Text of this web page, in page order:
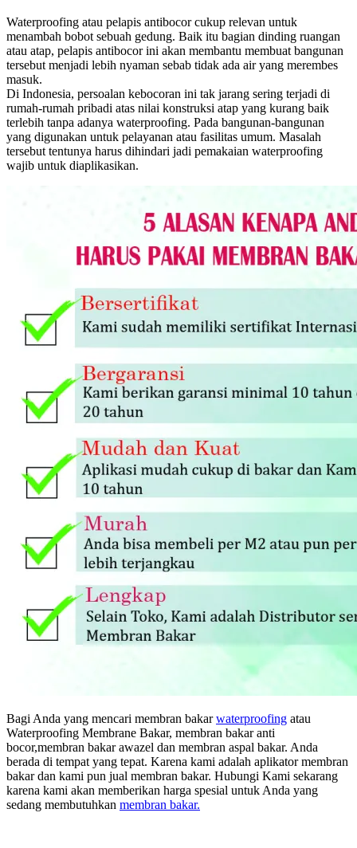
Waterproofing atau pelapis antibocor cukup relevan untuk
menambah bobot sebuah gedung. Baik itu bagian dinding ruangan
atau atap, pelapis antibocor ini akan membantu membuat bangunan
tersebut menjadi lebih nyaman sebab tidak ada air yang merembes
masuk.
Di Indonesia, persoalan kebocoran ini tak jarang sering terjadi di
rumah-rumah pribadi atas nilai konstruksi atap yang kurang baik
terlebih tanpa adanya waterproofing. Pada bangunan-bangunan
yang digunakan untuk pelayanan atau fasilitas umum. Masalah
tersebut tentunya harus dihindari jadi pemakaian waterproofing
wajib untuk diaplikasikan.
Bagi Anda yang mencari membran bakarwaterproofing atau
Waterproofing Membrane Bakar, membran bakar anti
bocor,membran bakar awazel dan membran aspal bakar. Anda
berada di tempat yang tepat. Karena kami adalah aplikator membran
bakar dan kami pun jual membran bakar. Hubungi Kami sekarang
karena kami akan memberikan harga spesial untuk Anda yang
sedang membutuhkan membran bakar.